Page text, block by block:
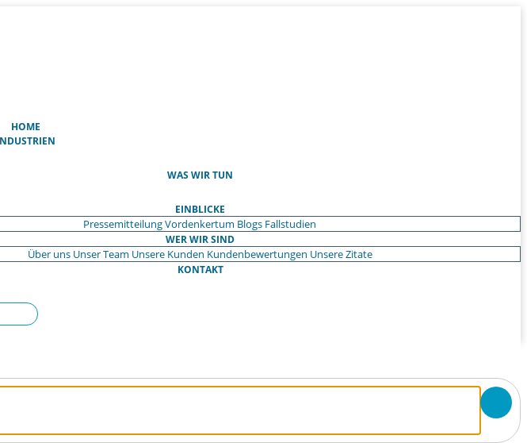
HOME
WAS WIR TUN
EINBLICKE
PressemitteilungVordenkertum Blogs Fallstudien
WER WIR SIND
Über uns Unser Team Unsere Kunden Kundenbewertungen Unsere Zitate
KONTAKT